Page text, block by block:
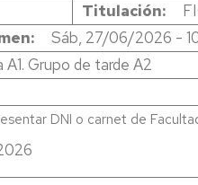
Titulación
Sáb, 27/06/2026 -
A1. Grupo de tarde A2